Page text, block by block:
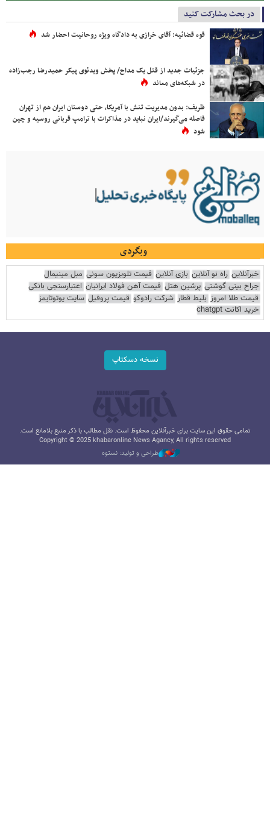
در بحث مشارکت کنید
قوه قضائیه: آقای خرازی به دادگاه ویژه روحانیت احضار شد
جزئیات جدید از قتل یک مداح/ پخش ویدئوی پیکر حمیدرضا رجب‌زاده
در شبکه‌های معاند
ظریف: بدون مدیریت تنش با آمریکا، حتی دوستان ایران هم از تهران
فاصله می‌گیرند/ایران نباید در مذاکرات با ترامپ قربانی روسیه و چین
شود
وبگردی
خبرآنلاین راه نو آنلاین بازی آنلاین قیمت تلویزیون سونی مبل مینیمال
جراح بینی گوشتی پرشین هتل قیمت آهن فولاد ایرانیان اعتبارسنجی بانکی
قیمت طلا امروز بلیط قطار شرکت رادوکو قیمت پروفیل سایت یوتوتایمز
خرید اکانت chatgpt
نسخه دسکتاپ
تمامی حقوق این سایت برای خبرآنلاین محفوظ است. نقل مطالب با ذکر منبع بلامانع است.
Copyright © 2025 khabaronline News Agancy, All rights reserved
طراحی و تولید: نستوه